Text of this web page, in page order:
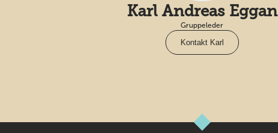
Karl Andreas Eggan
Gruppeleder
Kontakt Karl